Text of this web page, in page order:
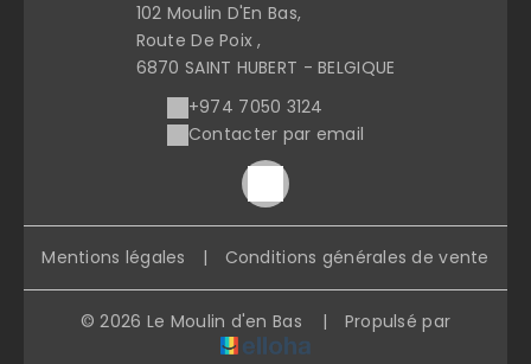
102 Moulin D'En Bas,
Route De Poix ,
6870 SAINT HUBERT - BELGIQUE
+974 7050 3124
Contacter par email
Mentions légales | Conditions générales de vente
© 2026 Le Moulin d'en Bas | Propulsé par